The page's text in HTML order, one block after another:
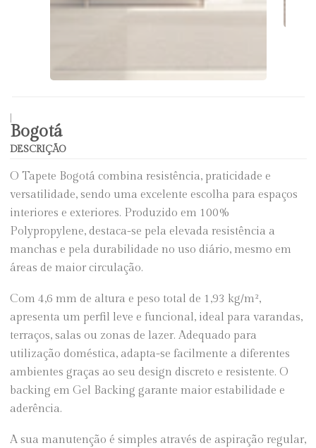
Bogotá
DESCRIÇÃO
O Tapete Bogotá combina resistência, praticidade e
versatilidade, sendo uma excelente escolha para espaços
interiores e exteriores. Produzido em 100%
Polypropylene, destaca-se pela elevada resistência a
manchas e pela durabilidade no uso diário, mesmo em
áreas de maior circulação.
Com 4,6 mm de altura e peso total de 1,93 kg/m²,
apresenta um perfil leve e funcional, ideal para varandas,
terraços, salas ou zonas de lazer. Adequado para
utilização doméstica, adapta-se facilmente a diferentes
ambientes graças ao seu design discreto e resistente. O
backing em Gel Backing garante maior estabilidade e
aderência.
A sua manutenção é simples através de aspiração regular,